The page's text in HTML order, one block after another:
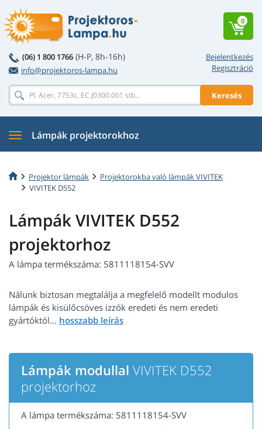
Bejelentkezés
Regisztráció
(06) 1 800 1766 (H-P, 8h-16h)
info@projektoros-lampa.hu
Keresés
0
Lámpák projektorokhoz
Projektor lámpák
Projektorokba való lámpák VIVITEK
VIVITEK D552
Lámpák VIVITEK D552
projektorhoz
A lámpa termékszáma: 5811118154-SVV
Nálunk biztosan megtalálja a megfelelő modellt modulos
lámpák és kisülőcsöves izzók eredeti és nem eredeti
gyártóktól...
Lámpák modullal VIVITEK D552
projektorhoz
A lámpa termékszáma: 5811118154-SVV